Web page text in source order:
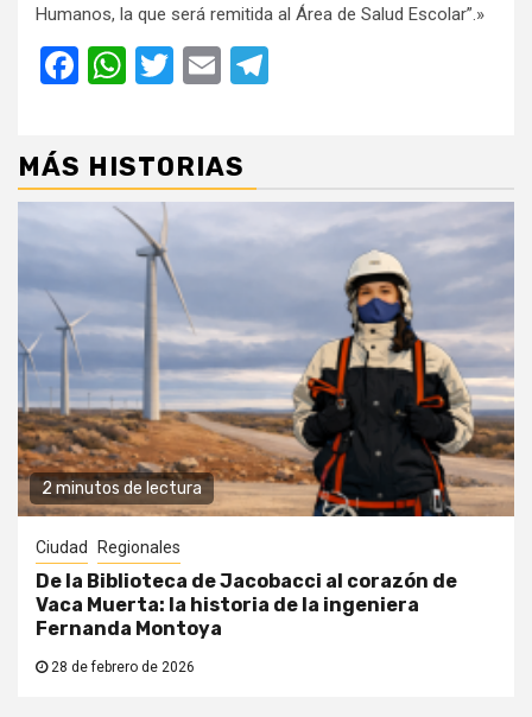
Humanos, la que será remitida al Área de Salud Escolar”.»
Facebook
WhatsApp
Twitter
Email
MÁS HISTORIAS
2 minutos de lectura
Ciudad Regionales
De la Biblioteca de Jacobacci al corazón de
Vaca Muerta: la historia de la ingeniera
Fernanda Montoya
28 de febrero de 2026